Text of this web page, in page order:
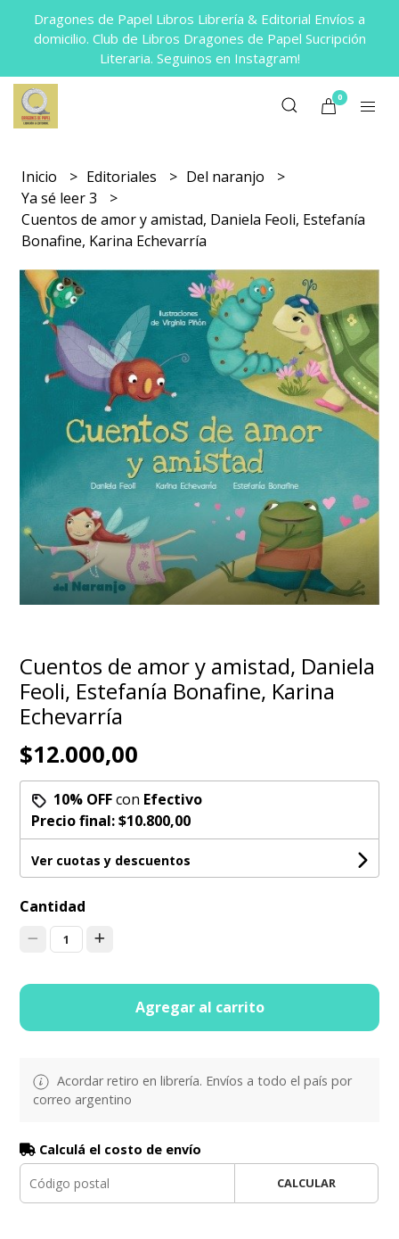
Dragones de Papel Libros Librería & Editorial Envíos a
domicilio. Club de Libros Dragones de Papel Sucripción
Literaria. Seguinos en Instagram!
0
Inicio Editoriales
Del naranjo
Ya sé leer 3
Cuentos de amor y amistad, Daniela Feoli, Estefanía
Bonafine, Karina Echevarría
Cuentos de amor y amistad, Daniela
Feoli, Estefanía Bonafine, Karina
Echevarría
$12.000,00
10% OFFcon Efectivo
Precio final:$10.800,00
Ver cuotas y descuentos
Cantidad
1
Agregar al carrito
Acordar retiro en librería. Envíos a todo el país por
correo argentino
Calculá el costo de envío
CALCULAR